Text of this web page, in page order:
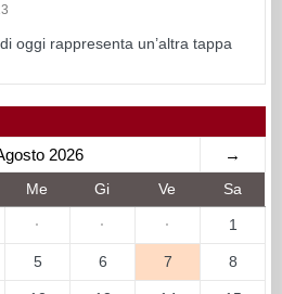
oggi rappresenta un’altra tappa
2026 →
Me Gi Ve Sa
· · · 1
5 6 7 8